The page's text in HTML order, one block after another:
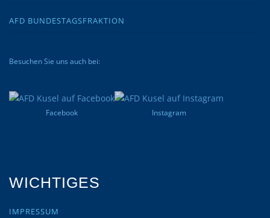
AFD BUNDESTAGSFRAKTION
Besuchen Sie uns auch bei:
Facebook Instagram
WICHTIGES
IMPRESSUM